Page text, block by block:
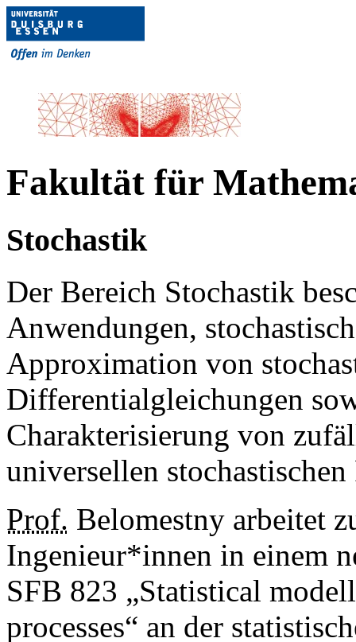
Fakultät für
Stochastik
Der Bereich Stochastik
Anwendungen,
Approximation von
Differentialgleichungen
Charakterisierung von
universellen stochastischen
Prof. Belomestny arbeitet
Ingenieur*innen in einem
SFB 823 „Statistical
processes“ an der